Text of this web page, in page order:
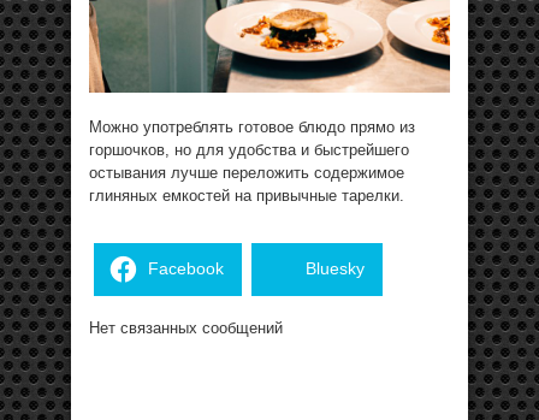
Можно употреблять готовое блюдо прямо из
горшочков, но для удобства и быстрейшего
остывания лучше переложить содержимое
глиняных емкостей на привычные тарелки.
Facebook Bluesky
Нет связанных сообщений